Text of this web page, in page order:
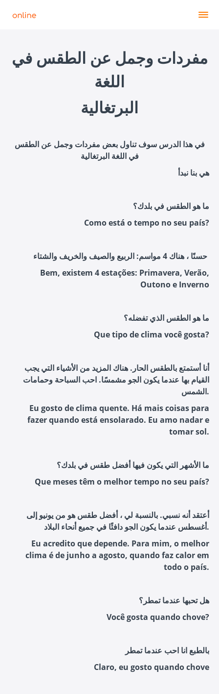
مفردات وجمل عن الطقس في
اللغة
البرتغالية
في هذا الدرس سوف تناول بعض مفردات وجمل عن الطقس
في اللغةالبرتغالية
هي بنا نبدأ
ما هو الطقس في بلدك؟
Como está o tempo no seu país?
Bem, existem 4 estações: Primavera, Verão,
Outono e Inverno
ما هو الطقس الذي تفضله؟
Que tipo de clima você gosta?
أنا أستمتع بالطقس الحار. هناك المزيد من الأشياء التي يجب
القيام بها عندما يكون الجو مشمسًا. احب السباحة وحمامات
الشمس.
Eu gosto de clima quente. Há mais coisas para
fazer quando está ensolarado. Eu amo nadar e
tomar sol.
ما الأشهر التي يكون فيها أفضل طقس في بلدك؟
Que meses têm o melhor tempo no seu país?
أعتقد أنه نسبي. بالنسبة لي ، أفضل طقس هو من يونيو إلى
أغسطس عندما يكون الجو دافئًا في جميع أنحاء البلاد.
Eu acredito que depende. Para mim, o melhor
clima é de junho a agosto, quando faz calor em
todo o país.
هل تحبها عندما تمطر؟
Você gosta quando chove?
بالطبع انا احب عندما تمطر
Claro, eu gosto quando chove